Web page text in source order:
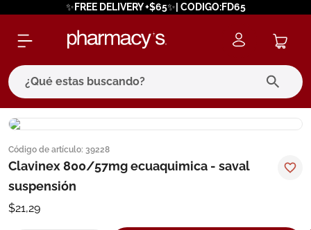
✨FREE DELIVERY +$65✨| CODIGO:FD65
¿Qué estas buscando?
Código de artículo: 39228
Clavinex 800/57mg ecuaquimica - saval
suspensión
$21,29
términos más buscados
1. eucerin